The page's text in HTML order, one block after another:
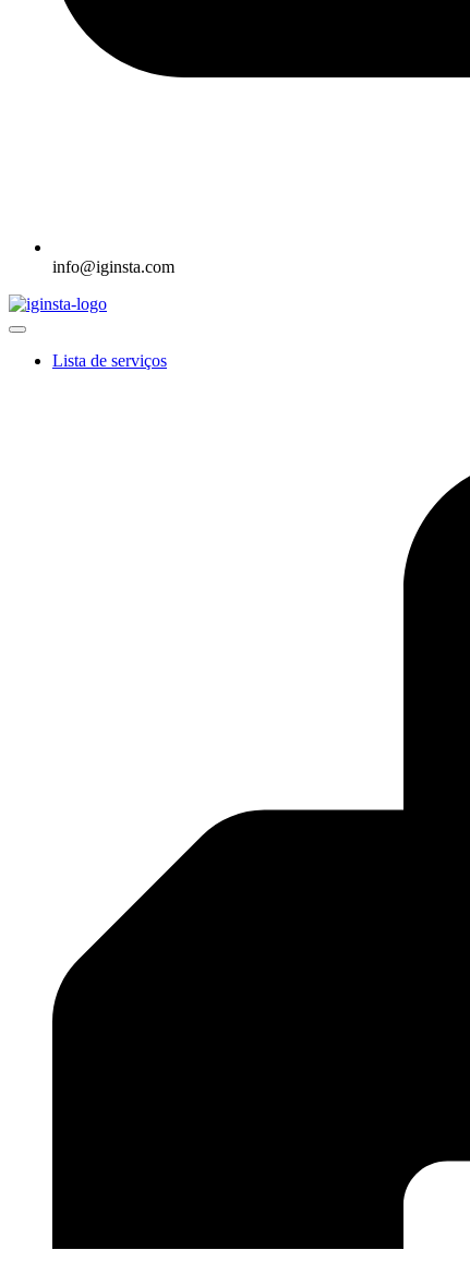
info@iginsta.com
Lista de serviços